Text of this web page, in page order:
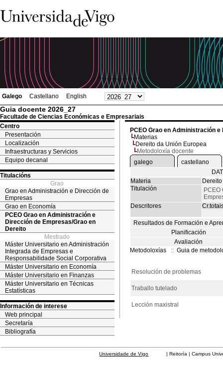
Galego Castellano English
Guia docente 2026_27
Facultade de Ciencias Económicas e Empresariais
Centro
Presentación
Localización
Infraestructuras y Servicios
Equipo decanal
Titulacións
Grao
Grao en Administración e Dirección de
Empresas
Grao en Economía
PCEO Grao en Administración e
Dirección de Empresas/Grao en
Dereito
Mestrado
Máster Universitario en Administración
Integrada de Empresas e
Responsabilidade Social Corporativa
Máster Universitario en Economía
Máster Universitario en Finanzas
Máster Universitario en Técnicas
Estatísticas
Información de interese
Web principal
Secretaría
Bibliografía
PCEO Grao en Administración
Materias
Dereito da Unión Europea
Metodoloxía docente
galego
castellano
Materia
Titulación
PCEO
Descritores
Resultados de Formación e
Planificación
Avaliación
Metodoloxías
:: Guia de
Resolución de problemas
Traballo tutelado
Lección maxistral
Universidade de Vigo | Reitoría | Campus